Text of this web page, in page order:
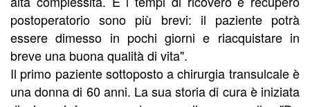
postoperatorio sono più brevi: il paziente potrà
essere dimesso in pochi giorni e riacquistare in
breve una buona qualità di vita".
Il primo paziente sottoposto a chirurgia transulcale è
una donna di 60 anni. La sua storia di cura è iniziata